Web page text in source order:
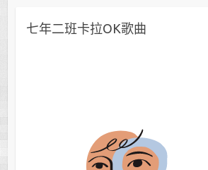
七年二班卡拉OK歌曲